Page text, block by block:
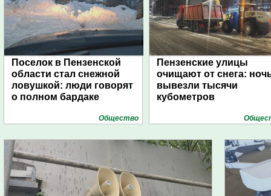
Поселок в Пензенской
области стал снежной
ловушкой: люди говорят
о полном бардаке
Общество
Пензенские улицы
очищают от снега:
вывезли тысячи
кубометров